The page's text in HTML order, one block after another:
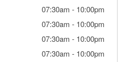
07:30am - 10:00pm
07:30am - 10:00pm
07:30am - 10:00pm
07:30am - 10:00pm